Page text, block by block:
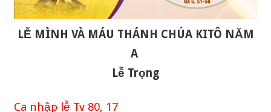
LỄ MÌNH VÀ MÁU THÁNH CHÚA KITÔ NĂM
A
Lễ Trọng
Ca nhập lễ Tv 80, 17